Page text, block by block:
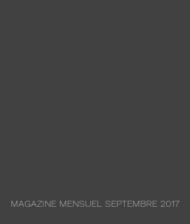
MAGAZINE MENSUEL SEPTEMBRE 2017